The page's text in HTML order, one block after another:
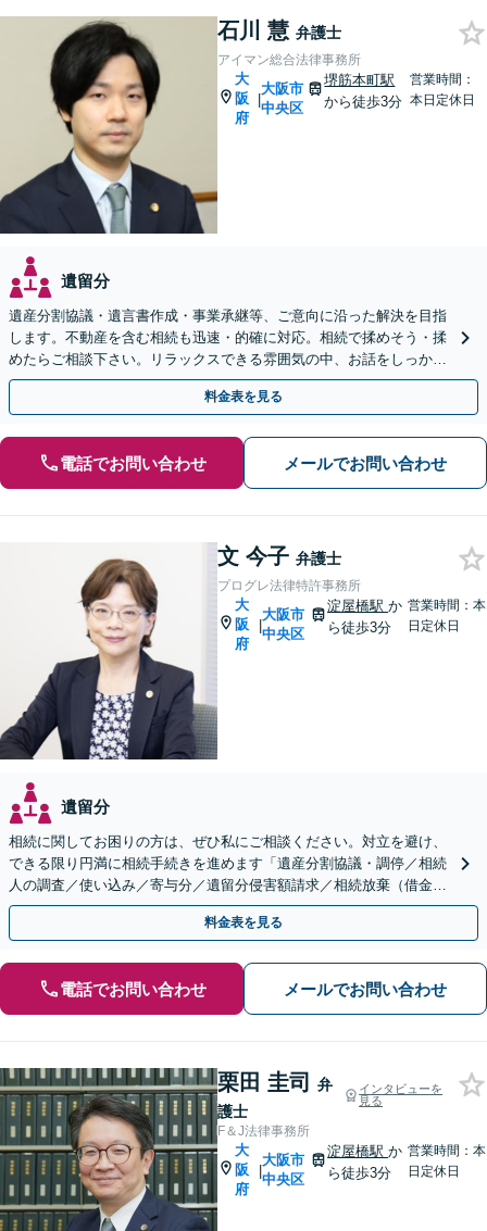
石川 慧 弁護士
アイマン総合法律事務所
大
阪
府
|
大阪市
中央区
堺筋本町駅
から徒歩3分
営業時間：
本日定休日
遺留分
遺産分割協議・遺言書作成・事業承継等、ご意向に沿った解決を目指
します。不動産を含む相続も迅速・的確に対応。相続で揉めそう・揉
めたらご相談下さい。リラックスできる雰囲気の中、お話をしっかり
伺います。【ビデオ面談可】【北浜駅・堺筋本町駅近く】
料金表を見る
電話でお問い合わせ メールでお問い合わせ
文 今子 弁護士
プログレ法律特許事務所
大
阪
府
|
大阪市
中央区
淀屋橋駅か
ら徒歩3分
営業時間：本
日定休日
遺留分
相続に関してお困りの方は、ぜひ私にご相談ください。対立を避け、
できる限り円満に相続手続きを進めます「遺産分割協議・調停／相続
人の調査／使い込み／寄与分／遺留分侵害額請求／相続放棄（借金の
相続）／遺言書作成【休日・夜間相談可】
料金表を見る
電話でお問い合わせ メールでお問い合わせ
栗田 圭司
弁
護士
インタビューを
見る
F＆J法律事務所
大
阪
府
|
大阪市
中央区
淀屋橋駅か
ら徒歩3分
営業時間：本
日定休日